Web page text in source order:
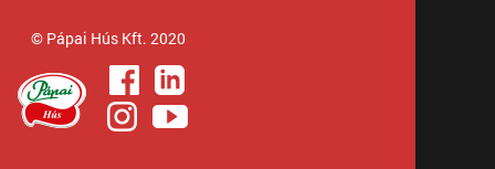
© Pápai Hús Kft. 2020